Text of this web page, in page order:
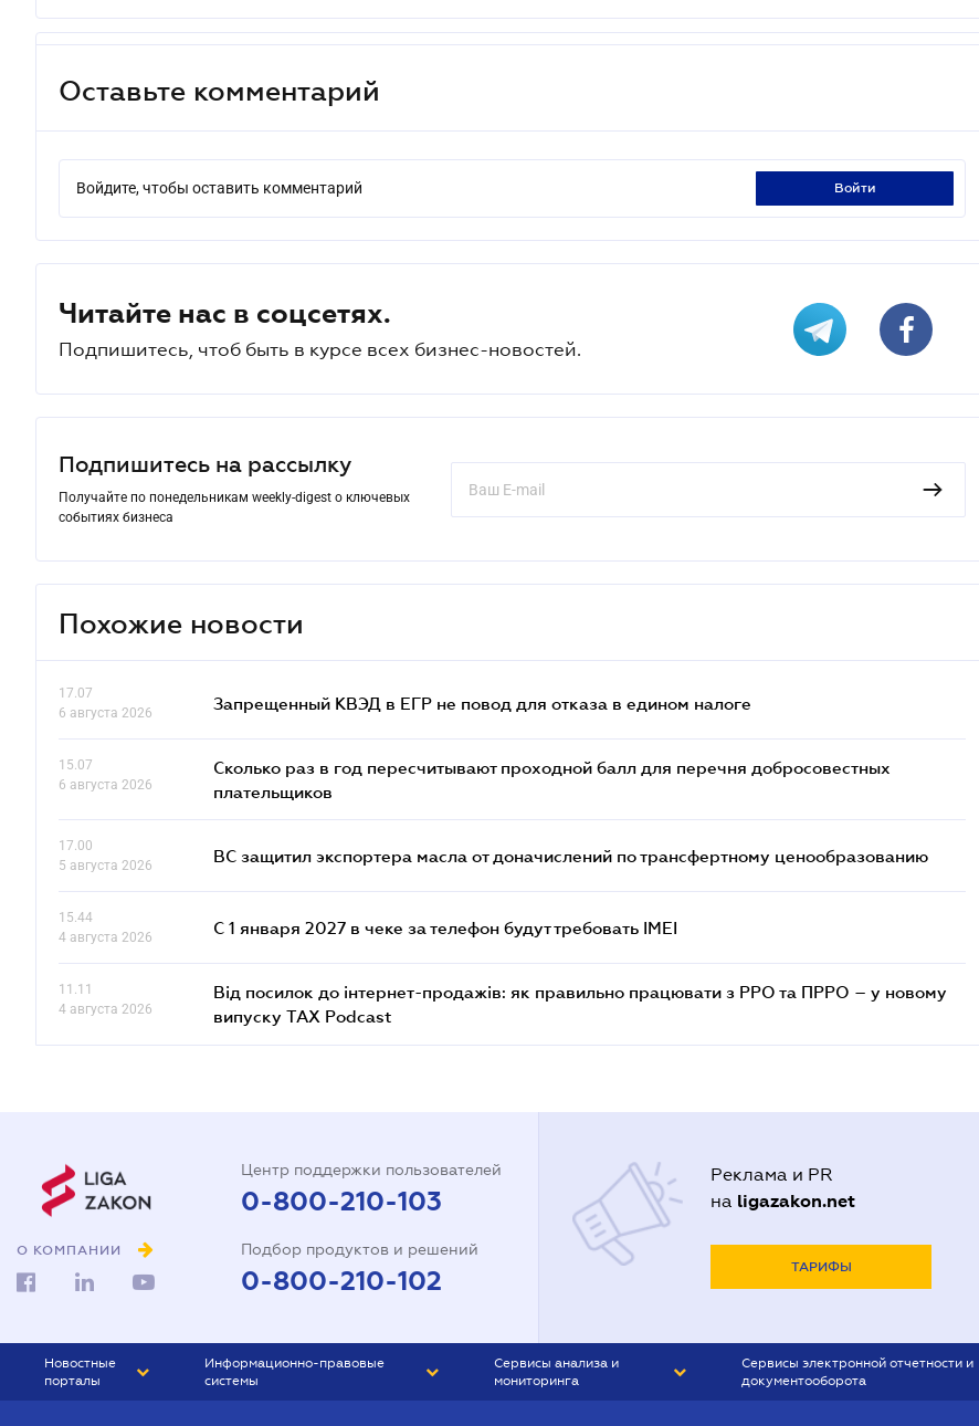
Оставьте комментарий
Войдите, чтобы оставить комментарий войти
Читайте нас в соцсетях.
Подпишитесь, чтоб быть в курсе всех бизнес-новостей.
Подпишитесь на рассылку
Получайте по понедельникам weekly-digest о ключевых
событиях бизнеса
Похожие новости
17.07
6 августа 2026
Запрещенный КВЭД в ЕГР не повод для отказа в едином налоге
15.07
6 августа 2026
Сколько раз в год пересчитывают проходной балл для перечня добросовестных
плательщиков
17.00
5 августа 2026
ВС защитил экспортера масла от доначислений по трансфертному ценообразованию
15.44
4 августа 2026
С 1 января 2027 в чеке за телефон будут требовать IMEI
11.11
4 августа 2026
Від посилок до інтернет-продажів: як правильно працювати з РРО та ПРРО – у новому
випуску TAX Podcast
О КОМПАНИИ
Центр поддержки пользователей
0-800-210-103
Подбор продуктов и решений
0-800-210-102
Реклама и PR
на ligazakon.net
ТАРИФЫ
Новостные
порталы
Информационно-правовые
системы
Сервисы анализа и
мониторинга
Сервисы электронной отчетности и
документооборота